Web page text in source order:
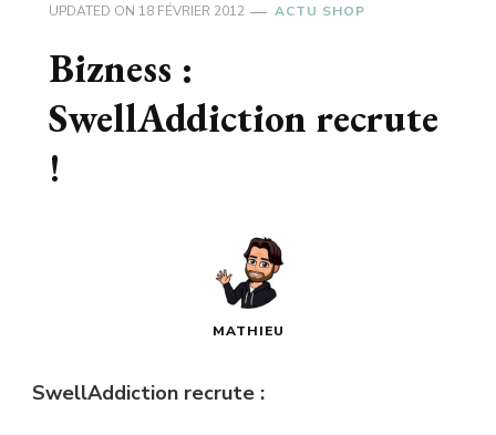
UPDATED ON 18 FÉVRIER 2012 ACTU SHOP
Bizness :
SwellAddiction recrute
!
MATHIEU
SwellAddiction recrute :